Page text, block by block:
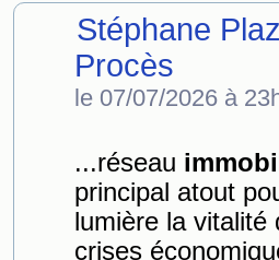
Stéphane
Procès
le 07/07/2026 à
...réseau
principal atout
lumière la vitalité
crises